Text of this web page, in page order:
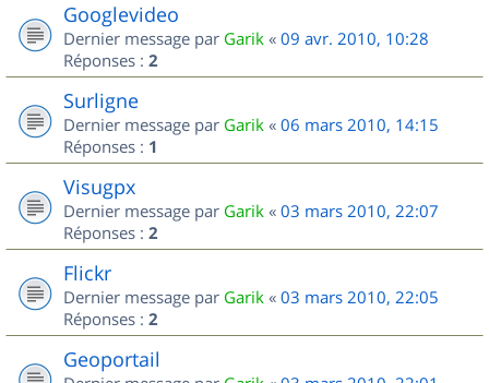
Googlevideo
Dernier message par Garik « 09 avr. 2010, 10:28
Réponses : 2
Surligne
Dernier message par Garik « 06 mars 2010, 14:15
Réponses : 1
Visugpx
Dernier message par Garik « 03 mars 2010, 22:07
Réponses : 2
Flickr
Dernier message par Garik « 03 mars 2010, 22:05
Réponses : 2
Geoportail